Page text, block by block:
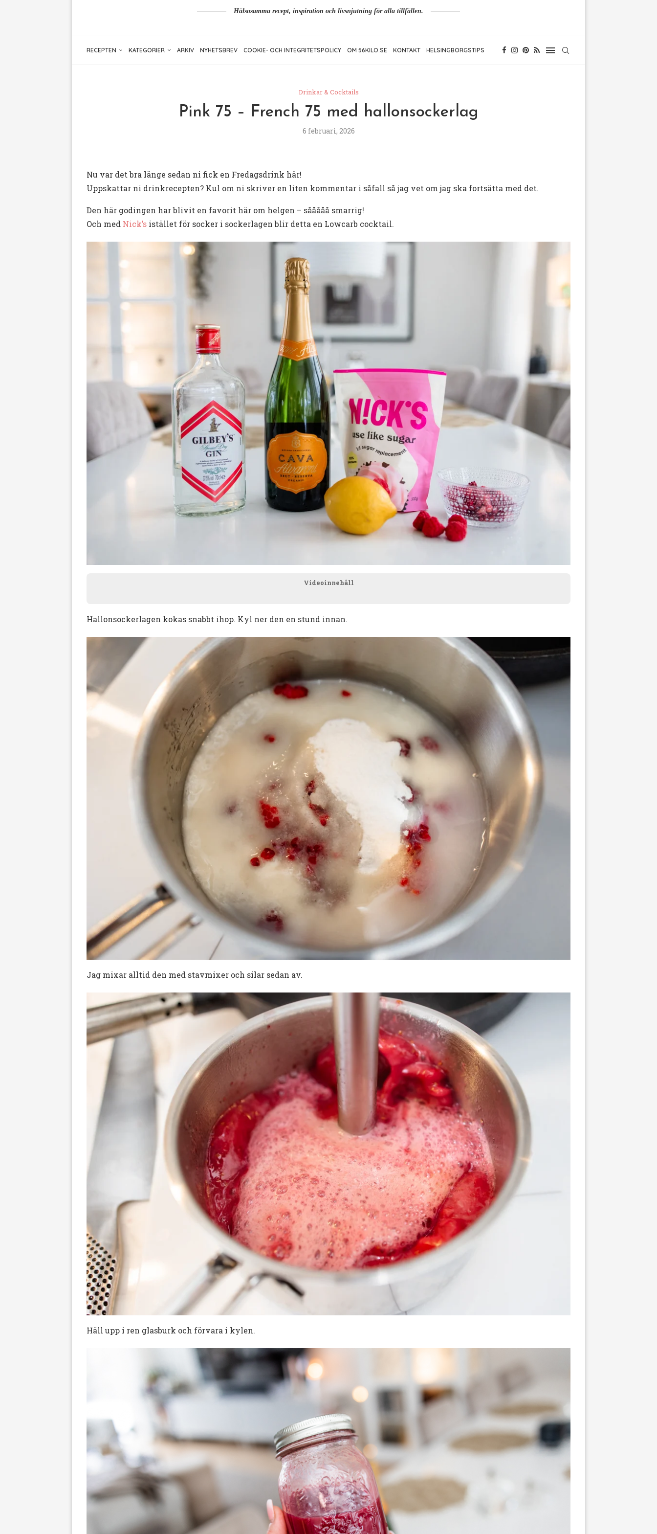
Hälsosamma recept, inspiration och livsnjutning för alla tillfällen.
RECEPTEN KATEGORIER ARKIV NYHETSBREV COOKIE- OCH INTEGRITETSPOLICY OM 56KILO.SE KONTAKT HELSINGBORGSTIPS
Drinkar & Cocktails
Pink 75 – French 75 med hallonsockerlag
6 februari, 2026
Nu var det bra länge sedan ni fick en Fredagsdrink här!
Uppskattar ni drinkrecepten? Kul om ni skriver en liten kommentar i såfall så jag vet om jag ska fortsätta med det.
Den här godingen har blivit en favorit här om helgen – sååååå smarrig!
Och med Nick’s istället för socker i sockerlagen blir detta en Lowcarb cocktail.
Videoinnehåll
Hallonsockerlagen kokas snabbt ihop. Kyl ner den en stund innan.
Jag mixar alltid den med stavmixer och silar sedan av.
Häll upp i ren glasburk och förvara i kylen.